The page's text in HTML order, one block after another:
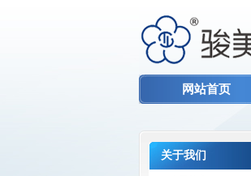
网站首页
关于我们